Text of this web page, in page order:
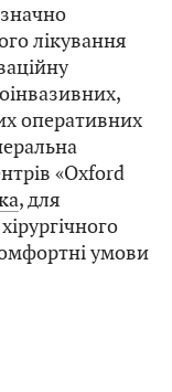
значно
лікування
оперативних
«Oxford
, для
умови